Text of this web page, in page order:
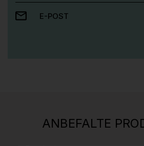
E-POST
ANBEFALTE